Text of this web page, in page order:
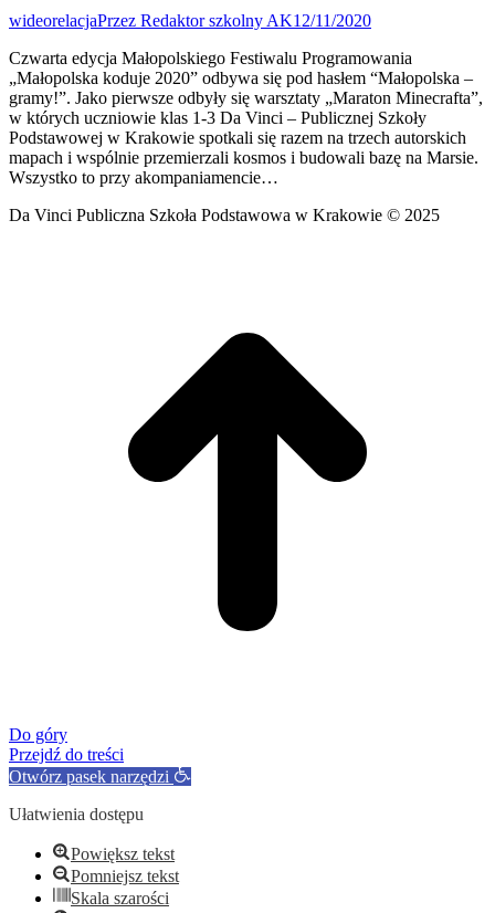
wideorelacjaPrzez Redaktor szkolny AK12/11/2020
Czwarta edycja Małopolskiego Festiwalu Programowania
„Małopolska koduje 2020” odbywa się pod hasłem “Małopolska –
gramy!”. Jako pierwsze odbyły się warsztaty „Maraton Minecrafta”,
w których uczniowie klas 1-3 Da Vinci – Publicznej Szkoły
Podstawowej w Krakowie spotkali się razem na trzech autorskich
mapach i wspólnie przemierzali kosmos i budowali bazę na Marsie.
Wszystko to przy akompaniamencie…
Da Vinci Publiczna Szkoła Podstawowa w Krakowie © 2025
Do góry
Przejdź do treści
Otwórz pasek narzędzi
Ułatwienia dostępu
Powiększ tekst
Pomniejsz tekst
Skala szarości